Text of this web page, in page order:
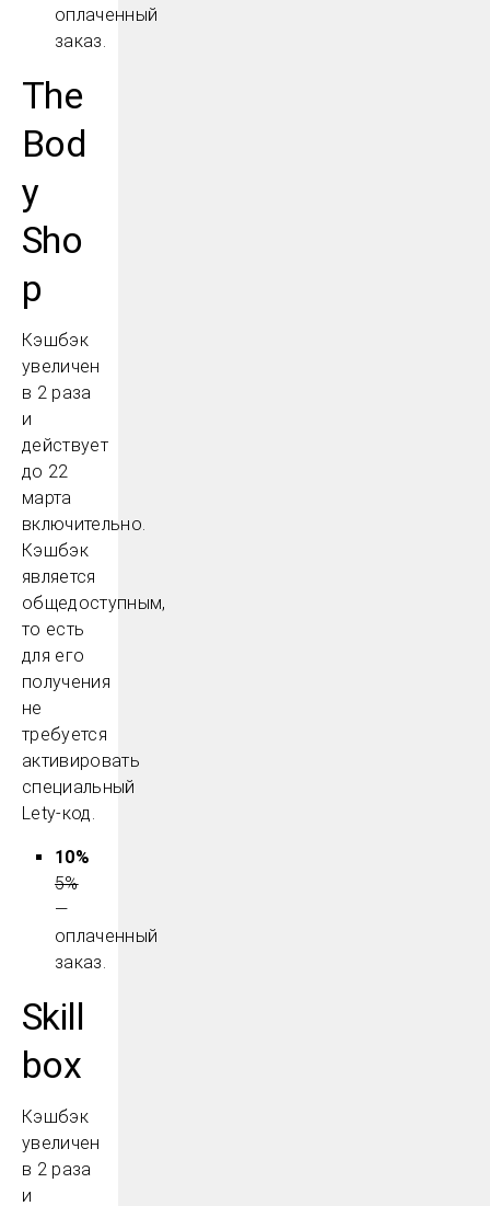
оплаченный
заказ.
The
Bod
y
Sho
p
Кэшбэк
увеличен
в 2 раза
и
действует
до 22
марта
включительно.
Кэшбэк
является
общедоступным,
то есть
для его
получения
не
требуется
активировать
специальный
Lety-код.
10%
5%
—
оплаченный
заказ.
Skill
box
Кэшбэк
увеличен
в 2 раза
и